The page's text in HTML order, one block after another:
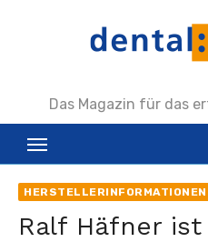
Das Magazin für das
HERSTELLERINFORMATIONEN
Ralf Häfner